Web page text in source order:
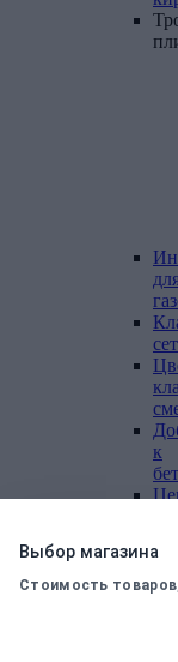
к
Выбор магазина
Стоимость